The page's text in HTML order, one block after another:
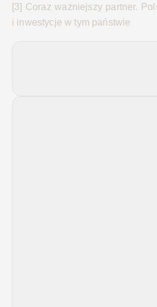
[3] Coraz ważniejszy partner.
i inwestycje w tym państwie